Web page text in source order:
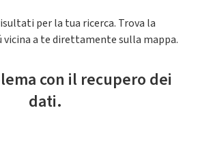
per la tua ricerca. Trova la
vicina a te direttamente sulla mappa.
con il recupero dei
dati.